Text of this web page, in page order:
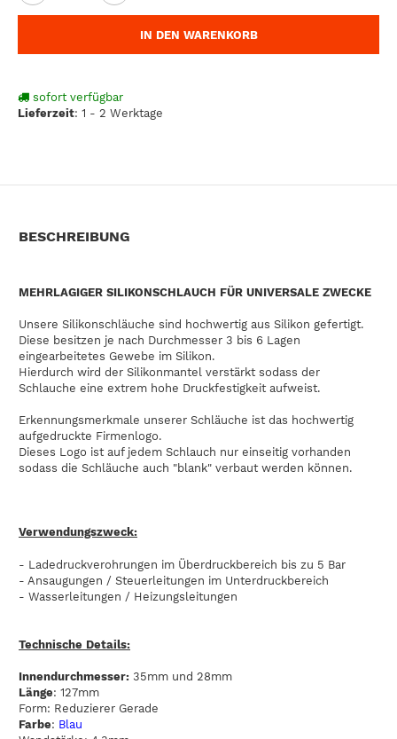
IN DEN WARENKORB
sofort verfügbar
Lieferzeit: 1 - 2 Werktage
BESCHREIBUNG
MEHRLAGIGER SILIKONSCHLAUCH FÜR UNIVERSALE ZWECKE
Unsere Silikonschläuche sind hochwertig aus Silikon gefertigt.
Diese besitzen je nach Durchmesser 3 bis 6 Lagen
eingearbeitetes Gewebe im Silikon.
Hierdurch wird der Silikonmantel verstärkt sodass der
Schlauche eine extrem hohe Druckfestigkeit aufweist.
Erkennungsmerkmale unserer Schläuche ist das hochwertig
aufgedruckte Firmenlogo.
Dieses Logo ist auf jedem Schlauch nur einseitig vorhanden
sodass die Schläuche auch "blank" verbaut werden können.
Verwendungszweck:
- Ladedruckverohrungen im Überdruckbereich bis zu 5 Bar
- Ansaugungen / Steuerleitungen im Unterdruckbereich
- Wasserleitungen / Heizungsleitungen
Technische Details:
Innendurchmesser: 35mm und 28mm
Länge: 127mm
Form: Reduzierer Gerade
Farbe: Blau